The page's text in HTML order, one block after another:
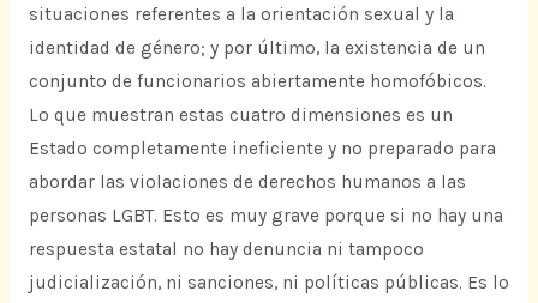
situaciones referentes a la orientación sexual y la
identidad de género; y por último, la existencia de un
conjunto de funcionarios abiertamente homofóbicos.
Lo que muestran estas cuatro dimensiones es un
Estado completamente ineficiente y no preparado para
abordar las violaciones de derechos humanos a las
personas LGBT. Esto es muy grave porque si no hay una
respuesta estatal no hay denuncia ni tampoco
judicialización, ni sanciones, ni políticas públicas. Es lo